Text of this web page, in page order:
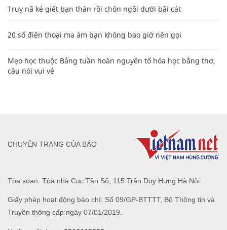
Truy nã kẻ giết bạn thân rồi chôn ngồi dưới bãi cát
20 số điện thoại ma ám bạn không bao giờ nên gọi
Mẹo học thuộc Bảng tuần hoàn nguyên tố hóa học bằng thơ,
câu nói vui vẻ
Tòa soạn: Tòa nhà Cục Tần Số, 115 Trần Duy Hưng Hà Nội
Giấy phép hoạt động báo chí: Số 09/GP-BTTTT, Bộ Thông tin và
Truyền thông cấp ngày 07/01/2019.
CHUYÊN TRANG CỦA BÁO